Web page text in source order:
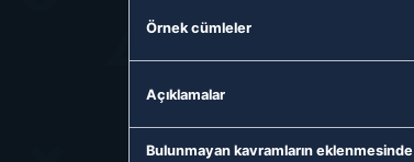
Örnek cümleler
Açıklamalar
Bulunmayan kavramların eklenmesinde